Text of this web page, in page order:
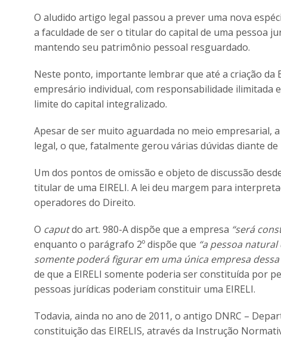
O aludido artigo legal passou a prever uma nova
a faculdade de ser o titular do capital de uma pessoa
mantendo seu patrimônio pessoal resguardado.
Neste ponto, importante lembrar que até a criação da
empresário individual, com responsabilidade ilimitada
limite do capital integralizado.
Apesar de ser muito aguardada no meio empresarial,
legal, o que, fatalmente gerou várias dúvidas diante
Um dos pontos de omissão e objeto de discussão
titular de uma EIRELI. A lei deu margem para
operadores do Direito.
O caputdo art. 980-A dispõe que a empresa “será
enquanto o parágrafo 2º dispõe que “a pessoa
somente poderá figurar em uma única empresa
de que a EIRELI somente poderia ser constituída por
pessoas jurídicas poderiam constituir uma EIRELI.
Todavia, ainda no ano de 2011, o antigo DNRC –
constituição das EIRELIS, através da Instrução